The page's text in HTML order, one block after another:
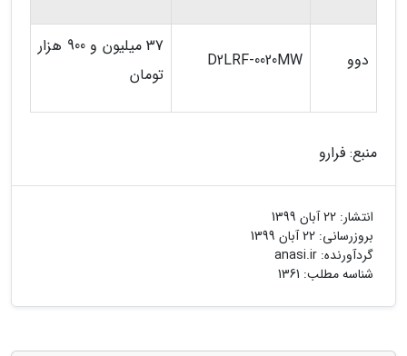
دوو D2LRF-0020MW
37 میلیون و 900 هزار
تومان
منبع: فرارو
انتشار: 22 آبان 1399
بروزرسانی: 22 آبان 1399
گردآورنده: anasi.ir
شناسه مطلب: 1361